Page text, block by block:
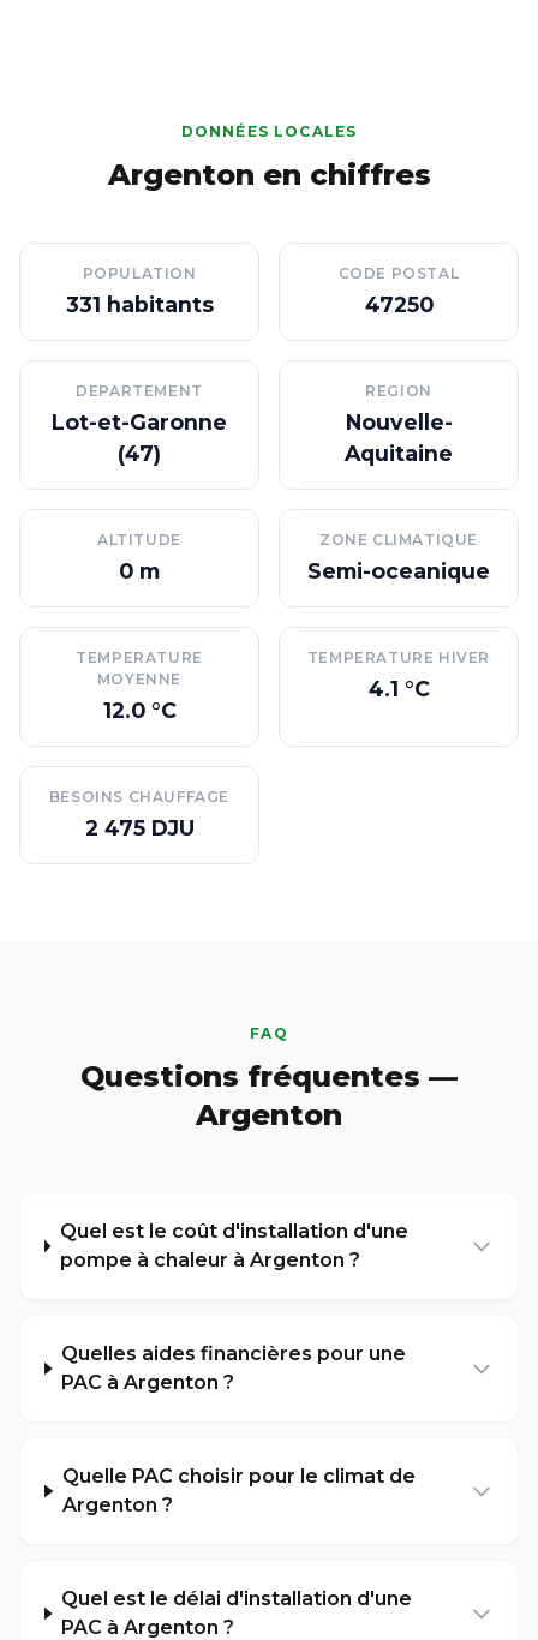
DONNÉES LOCALES
Argenton en chiffres
POPULATION
331 habitants
CODE POSTAL
47250
DEPARTEMENT
Lot-et-Garonne
(47)
REGION
Nouvelle-
Aquitaine
ALTITUDE
0 m
ZONE CLIMATIQUE
Semi-oceanique
TEMPERATURE
MOYENNE
12.0 °C
TEMPERATURE HIVER
4.1 °C
BESOINS CHAUFFAGE
2 475 DJU
FAQ
Questions fréquentes —
Argenton
Quel est le coût d'installation d'une
pompe à chaleur à Argenton ?
Quelles aides financières pour une
PAC à Argenton ?
Quelle PAC choisir pour le climat de
Argenton ?
Quel est le délai d'installation d'une
PAC à Argenton ?